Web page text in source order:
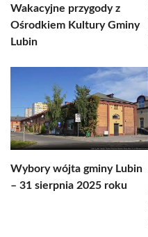
Wakacyjne przygody z
Ośrodkiem Kultury Gminy
Lubin
Wybory wójta gminy Lubin
– 31 sierpnia 2025 roku